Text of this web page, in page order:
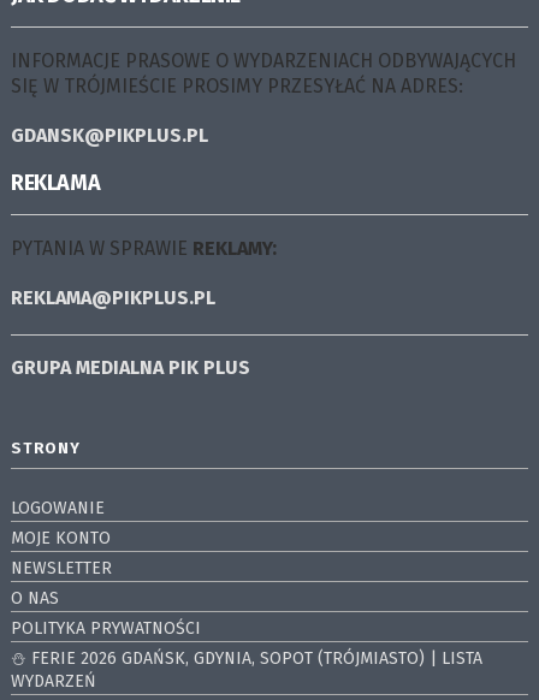
INFORMACJE PRASOWE O WYDARZENIACH ODBYWAJĄCYCH
SIĘ W TRÓJMIEŚCIE PROSIMY PRZESYŁAĆ NA ADRES:
GDANSK@PIKPLUS.PL
REKLAMA
PYTANIA W SPRAWIE REKLAMY:
REKLAMA@PIKPLUS.PL
GRUPA MEDIALNA PIK PLUS
STRONY
LOGOWANIE
MOJE KONTO
NEWSLETTER
O NAS
POLITYKA PRYWATNOŚCI
⛄️ FERIE 2026 GDAŃSK, GDYNIA, SOPOT (TRÓJMIASTO) | LISTA
WYDARZEŃ